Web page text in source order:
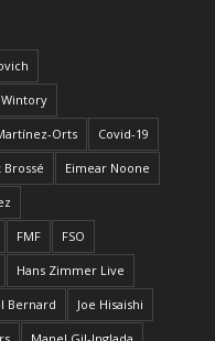
Orts Covid-19
Brossé Eimear Noone
FMF FSO
Hans Zimmer Live
Bernard Joe Hisaishi